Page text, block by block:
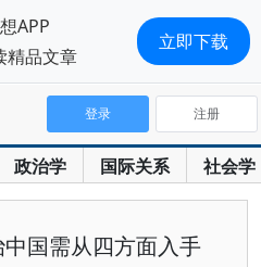
政治学 国际关系 社会学
登录 注册
国需从四方面入手
APP
精品文章
立即下载